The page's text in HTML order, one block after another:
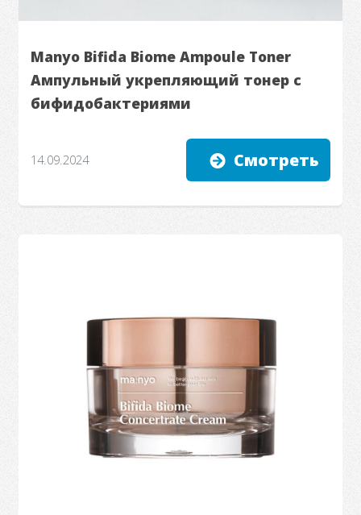
Manyo Bifida Biome Ampoule Toner
Ампульный укрепляющий тонер с
бифидобактериями
14.09.2024 Смотреть